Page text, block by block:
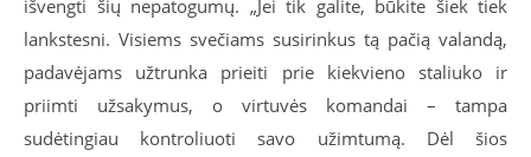
išvengti šių nepatogumų. „Jei tik galite, būkite šiek tiek
lankstesni. Visiems svečiams susirinkus tą pačią valandą,
padavėjams užtrunka prieiti prie kiekvieno staliuko ir
priimti užsakymus, o virtuvės komandai – tampa
sudėtingiau kontroliuoti savo užimtumą. Dėl šios